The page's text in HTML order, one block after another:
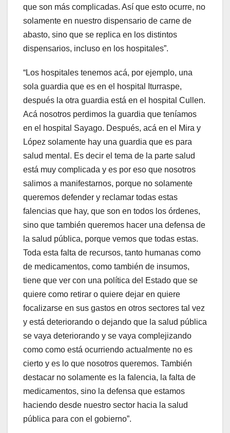
que son más complicadas. Así que esto ocurre, no
solamente en nuestro dispensario de carne de
abasto, sino que se replica en los distintos
dispensarios, incluso en los hospitales”.
“Los hospitales tenemos acá, por ejemplo, una
sola guardia que es en el hospital Iturraspe,
después la otra guardia está en el hospital Cullen.
Acá nosotros perdimos la guardia que teníamos
en el hospital Sayago. Después, acá en el Mira y
López solamente hay una guardia que es para
salud mental. Es decir el tema de la parte salud
está muy complicada y es por eso que nosotros
salimos a manifestarnos, porque no solamente
queremos defender y reclamar todas estas
falencias que hay, que son en todos los órdenes,
sino que también queremos hacer una defensa de
la salud pública, porque vemos que todas estas.
Toda esta falta de recursos, tanto humanas como
de medicamentos, como también de insumos,
tiene que ver con una política del Estado que se
quiere como retirar o quiere dejar en quiere
focalizarse en sus gastos en otros sectores tal vez
y está deteriorando o dejando que la salud pública
se vaya deteriorando y se vaya complejizando
como como está ocurriendo actualmente no es
cierto y es lo que nosotros queremos. También
destacar no solamente es la falencia, la falta de
medicamentos, sino la defensa que estamos
haciendo desde nuestro sector hacia la salud
pública para con el gobierno”.